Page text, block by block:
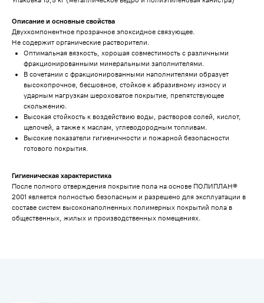
Описание и основные свойства
Двухкомпонентное прозрачное эпоксидное связующее.
Не содержит органические растворители.
Оптимальная вязкость, хорошая совместимость с различными
фракционированными минеральными заполнителями.
В сочетании с фракционированными наполнителями образует
высокопрочное, бесшовное, стойкое к абразивному износу и
ударным нагрузкам шероховатое покрытие, препятствующее
скольжению.
Высокая стойкость к воздействию воды, растворов солей, кислот,
щелочей, а также к маслам, углеводородным топливам.
Высокие показатели гигиеничности и пожарной безопасности
готового покрытия.
Гигиеническая характеристика
После полного отверждения покрытие пола на основе ПОЛИПЛАН®
2001 является полностью безопасным и разрешено для эксплуатации в
составе систем высоконаполненных полимерных покрытий пола в
общественных, жилых и производственных помещениях.